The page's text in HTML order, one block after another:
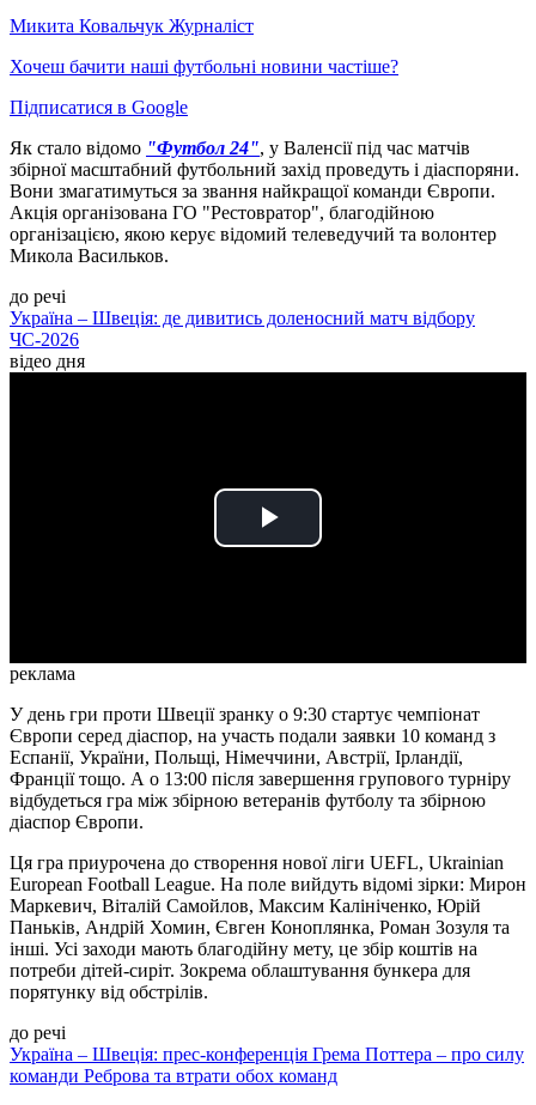
Микита Ковальчук Журналіст
Хочеш бачити наші футбольні новини частіше?
Підписатися в Google
Як стало відомо "Футбол 24", у Валенсії під час матчів
збірної масштабний футбольний захід проведуть і діаспоряни.
Вони змагатимуться за звання найкращої команди Європи.
Акція організована ГО "Рестовратор", благодійною
організацією, якою керує відомий телеведучий та волонтер
Микола Васильков.
до речі
Україна – Швеція: де дивитись доленосний матч відбору
ЧС-2026
відео дня
Play
реклама
У день гри проти Швеції зранку о 9:30 стартує чемпіонат
Європи серед діаспор, на участь подали заявки 10 команд з
Еспанії, України, Польщі, Німеччини, Австрії, Ірландії,
Франції тощо. А о 13:00 після завершення групового турніру
відбудеться гра між збірною ветеранів футболу та збірною
діаспор Європи.
Ця гра приурочена до створення нової ліги UEFL, Ukrainian
European Football League. На поле вийдуть відомі зірки: Мирон
Маркевич, Віталій Самойлов, Максим Калініченко, Юрій
Паньків, Андрій Хомин, Євген Коноплянка, Роман Зозуля та
інші. Усі заходи мають благодійну мету, це збір коштів на
потреби дітей-сиріт. Зокрема облаштування бункера для
порятунку від обстрілів.
до речі
Україна – Швеція: прес-конференція Грема Поттера – про силу
команди Реброва та втрати обох команд